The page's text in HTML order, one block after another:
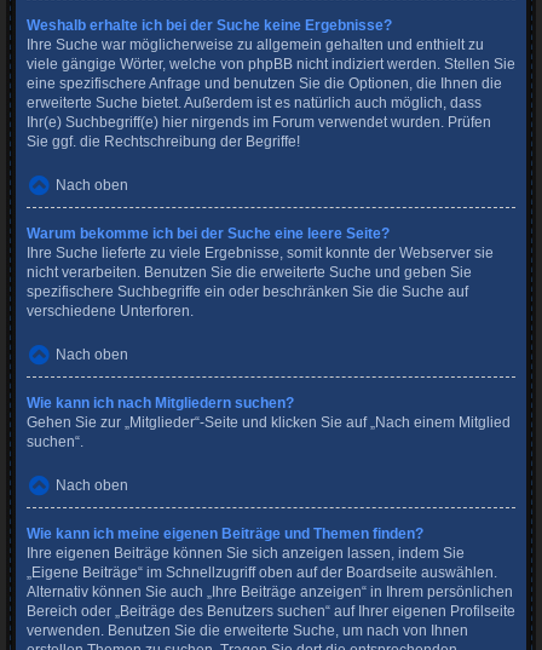
Weshalb erhalte ich bei der Suche keine Ergebnisse?
Ihre Suche war möglicherweise zu allgemein gehalten und enthielt zu
viele gängige Wörter, welche von phpBB nicht indiziert werden. Stellen Sie
eine spezifischere Anfrage und benutzen Sie die Optionen, die Ihnen die
erweiterte Suche bietet. Außerdem ist es natürlich auch möglich, dass
Ihr(e) Suchbegriff(e) hier nirgends im Forum verwendet wurden. Prüfen
Sie ggf. die Rechtschreibung der Begriffe!
Nach oben
Warum bekomme ich bei der Suche eine leere Seite?
Ihre Suche lieferte zu viele Ergebnisse, somit konnte der Webserver sie
nicht verarbeiten. Benutzen Sie die erweiterte Suche und geben Sie
spezifischere Suchbegriffe ein oder beschränken Sie die Suche auf
verschiedene Unterforen.
Nach oben
Wie kann ich nach Mitgliedern suchen?
Gehen Sie zur „Mitglieder“-Seite und klicken Sie auf „Nach einem Mitglied
suchen“.
Nach oben
Wie kann ich meine eigenen Beiträge und Themen finden?
Ihre eigenen Beiträge können Sie sich anzeigen lassen, indem Sie
„Eigene Beiträge“ im Schnellzugriff oben auf der Boardseite auswählen.
Alternativ können Sie auch „Ihre Beiträge anzeigen“ in Ihrem persönlichen
Bereich oder „Beiträge des Benutzers suchen“ auf Ihrer eigenen Profilseite
verwenden. Benutzen Sie die erweiterte Suche, um nach von Ihnen